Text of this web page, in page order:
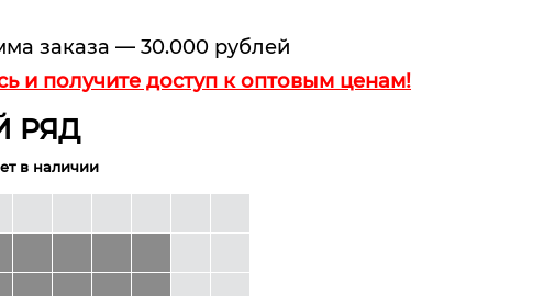
заказа — 30.000 рублей
и получите доступ к оптовым ценам!
РЯД
в наличии